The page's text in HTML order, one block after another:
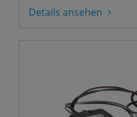
Details ansehen